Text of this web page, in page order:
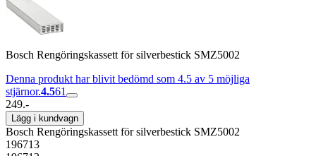
Bosch Rengöringskassett för silverbestick SMZ5002
Denna produkt har blivit bedömd som 4.5 av 5 möjliga
stjärnor.4.561
249.-
Lägg i kundvagn
Bosch Rengöringskassett för silverbestick SMZ5002
196713